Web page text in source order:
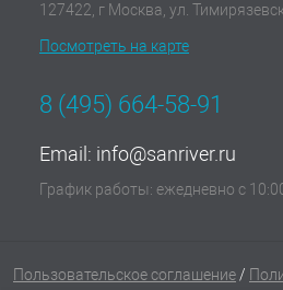
127422, г Москва, ул.
Посмотреть на карте
8 (495) 664-58-91
Email: info@sanriver.ru
График работы: ежедневно с
Пользовательское соглашение /